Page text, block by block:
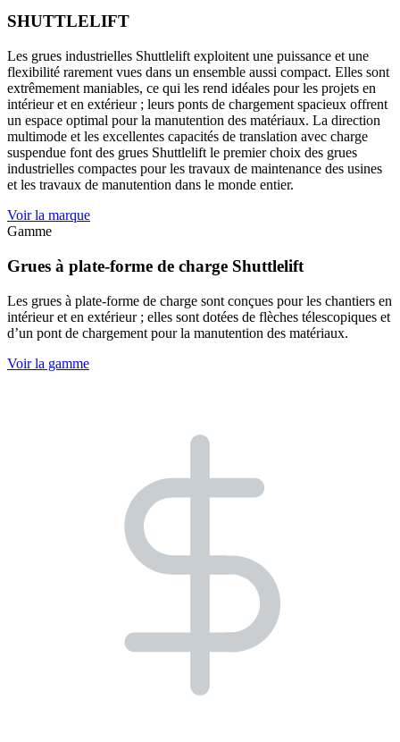
SHUTTLELIFT
Les grues industrielles Shuttlelift exploitent une puissance et une
flexibilité rarement vues dans un ensemble aussi compact. Elles sont
extrêmement maniables, ce qui les rend idéales pour les projets en
intérieur et en extérieur ; leurs ponts de chargement spacieux offrent
un espace optimal pour la manutention des matériaux. La direction
multimode et les excellentes capacités de translation avec charge
suspendue font des grues Shuttlelift le premier choix des grues
industrielles compactes pour les travaux de maintenance des usines
et les travaux de manutention dans le monde entier.
Voir la marque
Gamme
Grues à plate-forme de charge Shuttlelift
Les grues à plate-forme de charge sont conçues pour les chantiers en
intérieur et en extérieur ; elles sont dotées de flèches télescopiques et
d’un pont de chargement pour la manutention des matériaux.
Voir la gamme